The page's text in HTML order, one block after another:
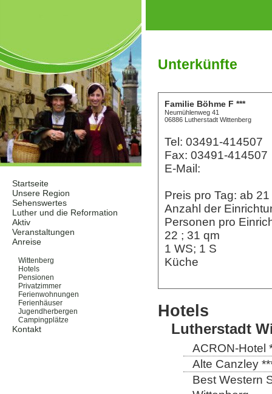
Startseite
Unsere Region
Sehenswertes
Luther und die Reformation
Aktiv
Veranstaltungen
Anreise
Wittenberg
Hotels
Pensionen
Privatzimmer
Ferienwohnungen
Ferienhäuser
Jugendherbergen
Campingplätze
Kontakt
Unterkünfte
Familie Böhme F ***
Neumühlenweg 41
06886 Lutherstadt Wittenberg
Tel: 03491-414507
Fax: 03491-414507
E-Mail:
Preis pro Tag: ab
Anzahl der
Personen pro
22 ; 31 qm
1 WS; 1 S
Küche
Hotels
Lutherstadt
ACRON-Hotel
Alte Canzley
Best Western